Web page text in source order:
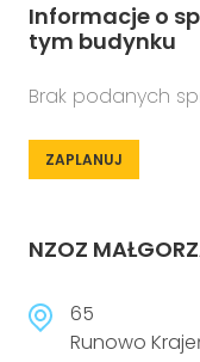
Informacje o
tym budynku
Brak podanych
ZAPLANUJ
NZOZ
65
Runowo